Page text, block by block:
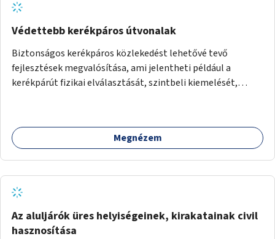
Védettebb kerékpáros útvonalak
Biztonságos kerékpáros közlekedést lehetővé tevő
fejlesztések megvalósítása, ami jelentheti például a
kerékpárút fizikai elválasztását, szintbeli kiemelését,
vagy akár egyes egyirányú utcák megnyitását
szembeforgalmú kerékpározásra.
Megnézem
Az aluljárók üres helyiségeinek, kirakatainak civil
hasznosítása